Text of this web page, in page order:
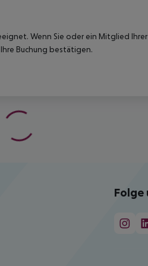
Wenn Sie oder ein Mitglied
Buchung bestätigen.
Folge